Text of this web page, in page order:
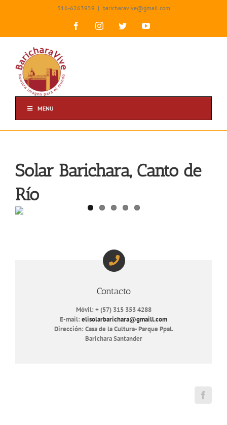
316-6263959 | baricharavive@gmail.com
FacebookInstagramTwitterYouTube
MENU
Solar Barichara, Canto de
Río
Contacto
Móvil: + (57) 315 353 4288
E-mail: elisolarbarichara@gmaill.com
Dirección: Casa de la Cultura- Parque Ppal.
Barichara Santander